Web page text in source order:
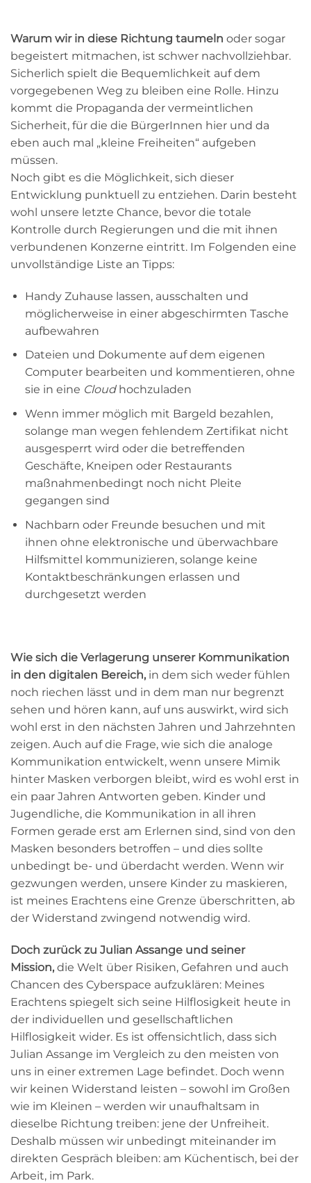
Warum wir in diese Richtung taumeln oder sogar
begeistert mitmachen, ist schwer nachvollziehbar.
Sicherlich spielt die Bequemlichkeit auf dem
vorgegebenen Weg zu bleiben eine Rolle. Hinzu
kommt die Propaganda der vermeintlichen
Sicherheit, für die die BürgerInnen hier und da
eben auch mal „kleine Freiheiten“ aufgeben
müssen.
Noch gibt es die Möglichkeit, sich dieser
Entwicklung punktuell zu entziehen. Darin besteht
wohl unsere letzte Chance, bevor die totale
Kontrolle durch Regierungen und die mit ihnen
verbundenen Konzerne eintritt. Im Folgenden eine
unvollständige Liste an Tipps:
Handy Zuhause lassen, ausschalten und
möglicherweise in einer abgeschirmten Tasche
aufbewahren
Dateien und Dokumente auf dem eigenen
Computer bearbeiten und kommentieren, ohne
sie in eine Cloudhochzuladen
Wenn immer möglich mit Bargeld bezahlen,
solange man wegen fehlendem Zertifikat nicht
ausgesperrt wird oder die betreffenden
Geschäfte, Kneipen oder Restaurants
maßnahmenbedingt noch nicht Pleite
gegangen sind
Nachbarn oder Freunde besuchen und mit
ihnen ohne elektronische und überwachbare
Hilfsmittel kommunizieren, solange keine
Kontaktbeschränkungen erlassen und
durchgesetzt werden
Wie sich die Verlagerung unserer Kommunikation
in den digitalen Bereich, in dem sich weder fühlen
noch riechen lässt und in dem man nur begrenzt
sehen und hören kann, auf uns auswirkt, wird sich
wohl erst in den nächsten Jahren und Jahrzehnten
zeigen. Auch auf die Frage, wie sich die analoge
Kommunikation entwickelt, wenn unsere Mimik
hinter Masken verborgen bleibt, wird es wohl erst in
ein paar Jahren Antworten geben. Kinder und
Jugendliche, die Kommunikation in all ihren
Formen gerade erst am Erlernen sind, sind von den
Masken besonders betroffen – und dies sollte
unbedingt be- und überdacht werden. Wenn wir
gezwungen werden, unsere Kinder zu maskieren,
ist meines Erachtens eine Grenze überschritten, ab
der Widerstand zwingend notwendig wird.
Doch zurück zu Julian Assange und seiner
Mission, die Welt über Risiken, Gefahren und auch
Chancen des Cyberspace aufzuklären: Meines
Erachtens spiegelt sich seine Hilflosigkeit heute in
der individuellen und gesellschaftlichen
Hilflosigkeit wider. Es ist offensichtlich, dass sich
Julian Assange im Vergleich zu den meisten von
uns in einer extremen Lage befindet. Doch wenn
wir keinen Widerstand leisten – sowohl im Großen
wie im Kleinen – werden wir unaufhaltsam in
dieselbe Richtung treiben: jene der Unfreiheit.
Deshalb müssen wir unbedingt miteinander im
direkten Gespräch bleiben: am Küchentisch, bei der
Arbeit, im Park.